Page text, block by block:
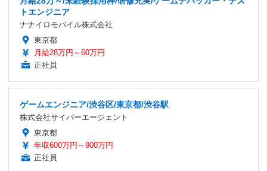
トエンジニア
ナナイロモバイル株式会社
東京都
月給28万円～60万円
正社員
ゲームエンジニア/渋谷区/東京都/渋谷駅
株式会社サイバーエージェント
東京都
年収600万円～900万円
正社員